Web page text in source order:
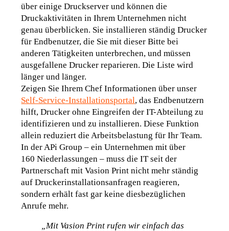
über einige Druckserver und können die
Druckaktivitäten in Ihrem Unternehmen nicht
genau überblicken. Sie installieren ständig Drucker
für Endbenutzer, die Sie mit dieser Bitte bei
anderen Tätigkeiten unterbrechen, und müssen
ausgefallene Drucker reparieren. Die Liste wird
länger und länger.
Zeigen Sie Ihrem Chef Informationen über unser
Self-Service-Installationsportal, das Endbenutzern
hilft, Drucker ohne Eingreifen der IT-Abteilung zu
identifizieren und zu installieren. Diese Funktion
allein reduziert die Arbeitsbelastung für Ihr Team.
In der APi Group – ein Unternehmen mit über
160 Niederlassungen – muss die IT seit der
Partnerschaft mit Vasion Print nicht mehr ständig
auf Druckerinstallationsanfragen reagieren,
sondern erhält fast gar keine diesbezüglichen
Anrufe mehr.
„Mit Vasion Print rufen wir einfach das